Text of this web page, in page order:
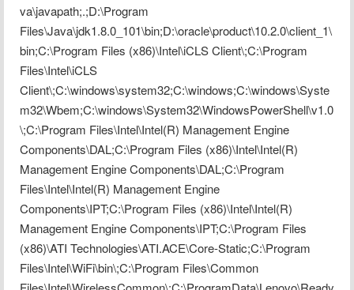
va\javapath;.;D:\Program
Files\Java\jdk1.8.0_101\bin;D:\oracle\product\10.2.0\client_1\
bin;C:\Program Files (x86)\Intel\iCLS Client\;C:\Program
Files\Intel\iCLS
Client\;C:\windows\system32;C:\windows;C:\windows\Syste
m32\Wbem;C:\windows\System32\WindowsPowerShell\v1.0
\;C:\Program Files\Intel\Intel(R) Management Engine
Components\DAL;C:\Program Files (x86)\Intel\Intel(R)
Management Engine Components\DAL;C:\Program
Files\Intel\Intel(R) Management Engine
Components\IPT;C:\Program Files (x86)\Intel\Intel(R)
Management Engine Components\IPT;C:\Program Files
(x86)\ATI Technologies\ATI.ACE\Core-Static;C:\Program
Files\Intel\WiFi\bin\;C:\Program Files\Common